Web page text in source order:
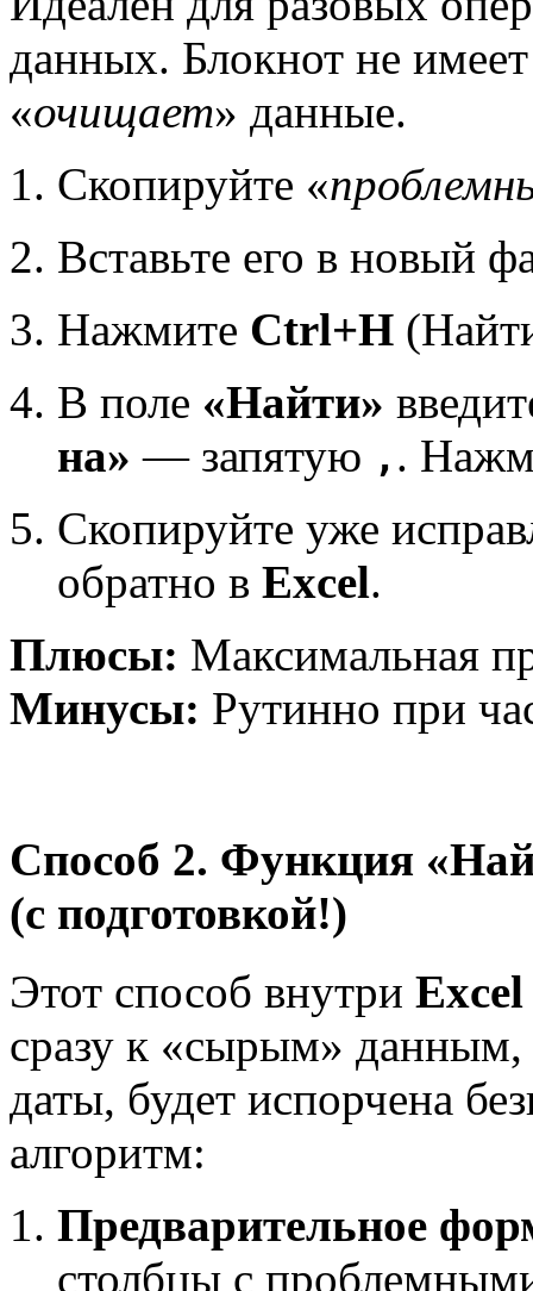
данных. Блокнот не
«очищает» данные.
Скопируйте «
Вставьте его в новый
Нажмите Ctrl+H
В поле «Найти»
на» — запятую , .
Скопируйте уже
обратно в Excel.
Плюсы: Максимальная
Минусы: Рутинно при
Способ 2. Функция
(с подготовкой!)
Этот способ внутри
сразу к «сырым» данным,
даты, будет испорчена
алгоритм:
Предварительное
столбцы с